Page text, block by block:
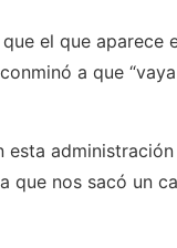
el que aparece
a que
esta
que nos sacó un